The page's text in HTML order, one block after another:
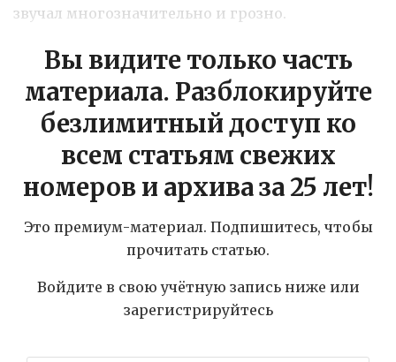
звучал многозначительно и грозно.
Вы видите только часть
материала. Разблокируйте
безлимитный доступ ко
всем статьям свежих
номеров и архива за 25 лет!
Это премиум-материал. Подпишитесь, чтобы
прочитать статью.
Войдите в свою учётную запись ниже или
зарегистрируйтесь